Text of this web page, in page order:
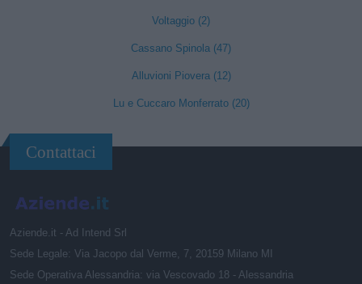
Voltaggio (2)
Cassano Spinola (47)
Alluvioni Piovera (12)
Lu e Cuccaro Monferrato (20)
Contattaci
Aziende.it - Ad Intend Srl
Sede Legale: Via Jacopo dal Verme, 7, 20159 Milano MI
Sede Operativa Alessandria: via Vescovado 18 - Alessandria